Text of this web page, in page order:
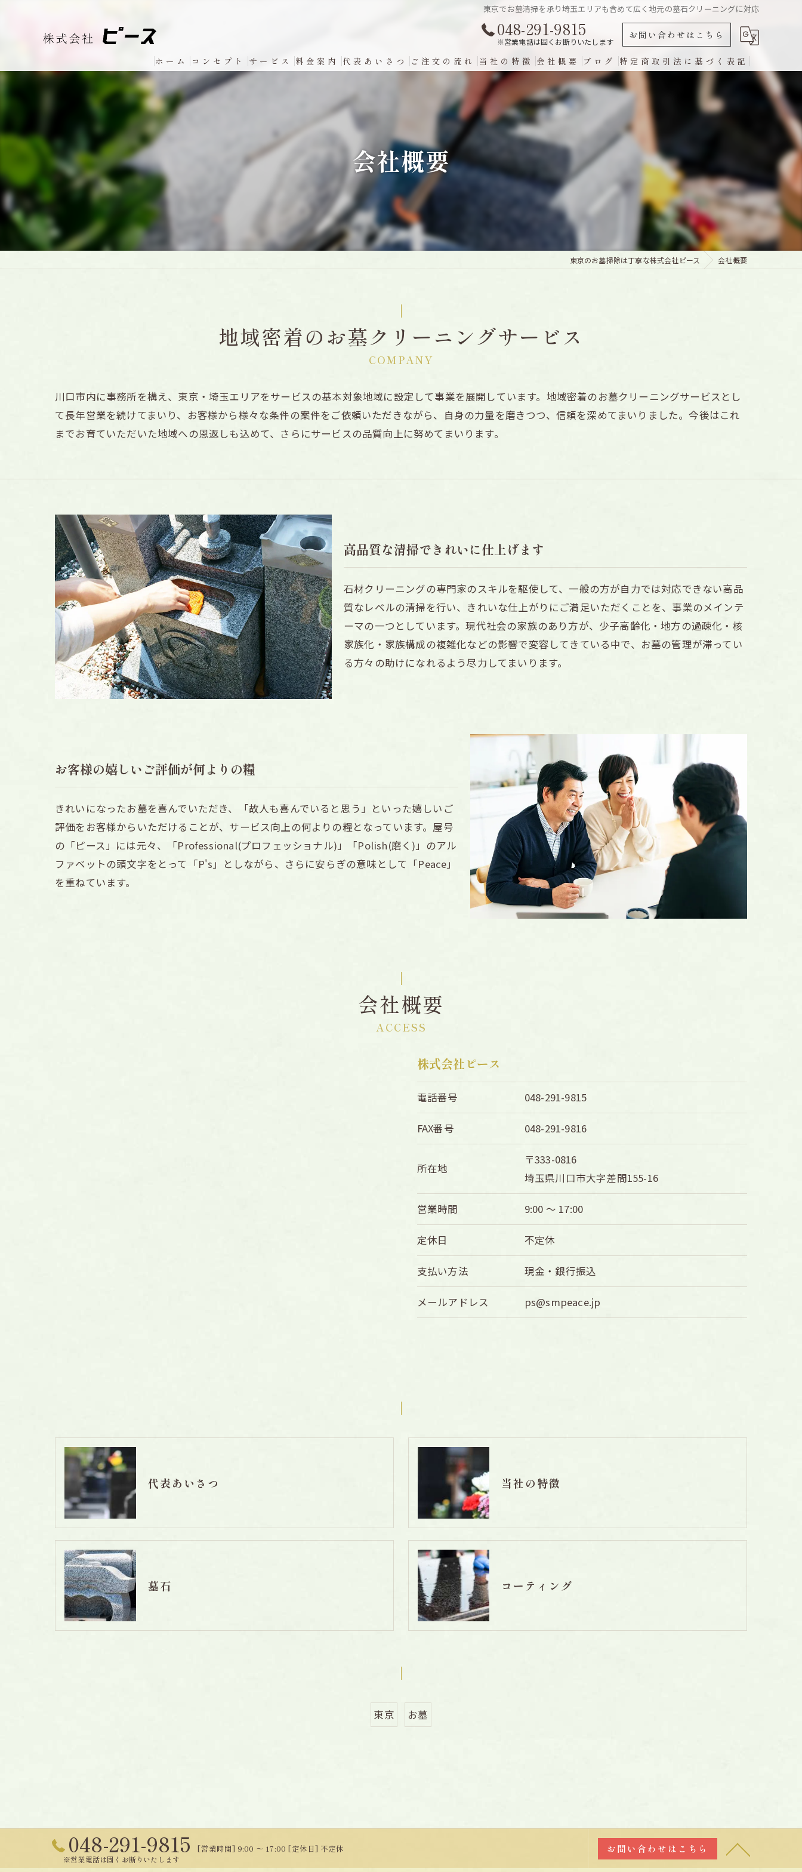
東京でお墓清掃を承り埼玉エリアも含めて広く地元の墓石クリーニングに対応
048-291-9815
※営業電話は固くお断りいたします
お問い合わせはこちら
ホーム コンセプト サービス 料金案内 代表あいさつ ご注文の流れ 当社の特徴
埼玉のお墓
磨き
会社概要 ブログ 特定商取引法に基づく表記
会社概要
東京のお墓掃除は丁寧な株式会社ピース 会社概要
地域密着のお墓クリーニングサービス
COMPANY
川口市内に事務所を構え、東京・埼玉エリアをサービスの基本対象地域に設定して事業を展開しています。地域密着のお墓クリーニングサービスとし
て長年営業を続けてまいり、お客様から様々な条件の案件をご依頼いただきながら、自身の力量を磨きつつ、信頼を深めてまいりました。今後はこれ
までお育ていただいた地域への恩返しも込めて、さらにサービスの品質向上に努めてまいります。
高品質な清掃できれいに仕上げます
石材クリーニングの専門家のスキルを駆使して、一般の方が自力では対応できない高品
質なレベルの清掃を行い、きれいな仕上がりにご満足いただくことを、事業のメインテ
ーマの一つとしています。現代社会の家族のあり方が、少子高齢化・地方の過疎化・核
家族化・家族構成の複雑化などの影響で変容してきている中で、お墓の管理が滞ってい
る方々の助けになれるよう尽力してまいります。
お客様の嬉しいご評価が何よりの糧
きれいになったお墓を喜んでいただき、「故人も喜んでいると思う」といった嬉しいご
評価をお客様からいただけることが、サービス向上の何よりの糧となっています。屋号
の「ピース」には元々、「Professional(プロフェッショナル)」「Polish(磨く)」のアル
ファベットの頭文字をとって「P's」としながら、さらに安らぎの意味として「Peace」
を重ねています。
会社概要
ACCESS
株式会社ピース
電話番号 048-291-9815
FAX番号 048-291-9816
所在地
〒333-0816
埼玉県川口市大字差間155-16
営業時間 9:00 〜 17:00
定休日 不定休
支払い方法 現金・銀行振込
メールアドレス ps@smpeace.jp
代表あいさつ 当社の特徴
墓石 コーティング
東京 お墓
048-291-9815
※営業電話は固くお断りいたします
[営業時間] 9:00 〜 17:00 [定休日] 不定休 お問い合わせはこちら